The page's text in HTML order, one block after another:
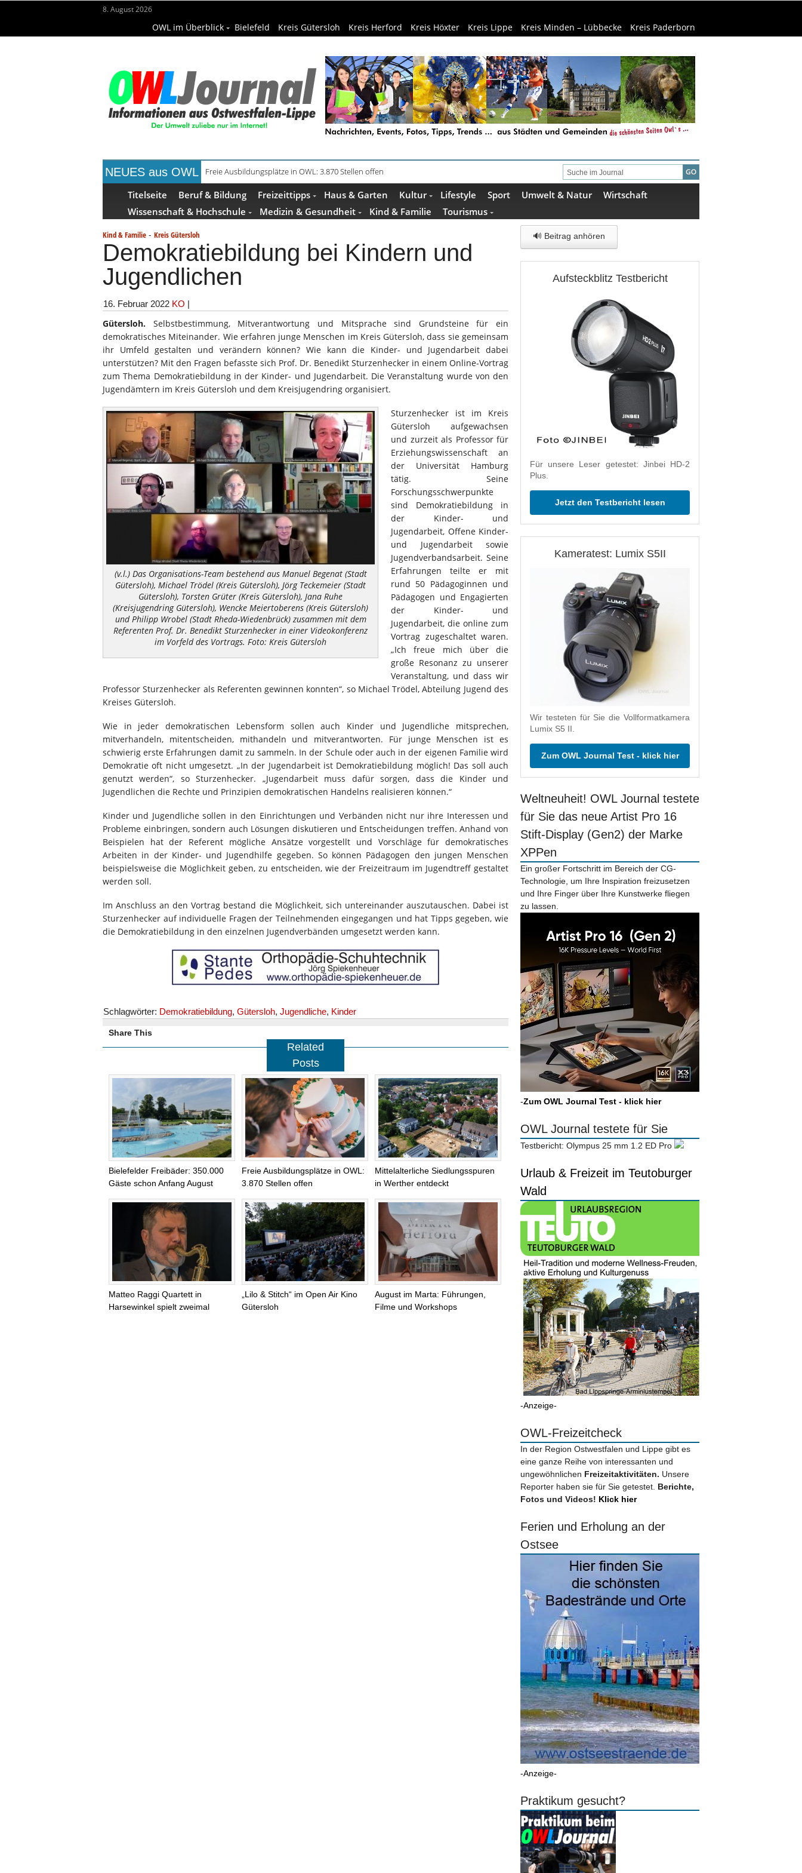
8. August 2026
OWL im Überblick Bielefeld Kreis Gütersloh Kreis Herford Kreis Höxter Kreis Lippe Kreis Minden – Lübbecke Kreis Paderborn
NEUES aus OWL Freie Ausbildungsplätze in OWL: 3.870 Stellen offen
Recyclingpapier in Küche und Bad schont Ressourcen
Titelseite Beruf & Bildung Freizeittipps Haus & Garten Kultur Lifestyle Sport Umwelt & Natur
Wirtschaft
Wissenschaft & Hochschule
Medizin & Gesundheit Kind & Familie Tourismus
Kind & Familie - Kreis Gütersloh
Demokratiebildung bei Kindern und
Jugendlichen
16. Februar 2022 KO |
Gütersloh. Selbstbestimmung, Mitverantwortung und Mitsprache sind Grundsteine für ein
demokratisches Miteinander. Wie erfahren junge Menschen im Kreis Gütersloh, dass sie gemeinsam
ihr Umfeld gestalten und verändern können? Wie kann die Kinder- und Jugendarbeit dabei
unterstützen? Mit den Fragen befasste sich Prof. Dr. Benedikt Sturzenhecker in einem Online-Vortrag
zum Thema Demokratiebildung in der Kinder- und Jugendarbeit. Die Veranstaltung wurde von den
Jugendämtern im Kreis Gütersloh und dem Kreisjugendring organisiert.
(v.l.) Das Organisations-Team bestehend aus Manuel Begenat (Stadt
Gütersloh), Michael Trödel (Kreis Gütersloh), Jörg Teckemeier (Stadt
Gütersloh), Torsten Grüter (Kreis Gütersloh), Jana Ruhe
(Kreisjugendring Gütersloh), Wencke Meiertoberens (Kreis Gütersloh)
und Philipp Wrobel (Stadt Rheda-Wiedenbrück) zusammen mit dem
Referenten Prof. Dr. Benedikt Sturzenhecker in einer Videokonferenz
im Vorfeld des Vortrags. Foto: Kreis Gütersloh
Sturzenhecker ist im Kreis
Gütersloh aufgewachsen
und zurzeit als Professor für
Erziehungswissenschaft an
der Universität Hamburg
tätig. Seine
Forschungsschwerpunkte
sind Demokratiebildung in
der Kinder- und
Jugendarbeit, Offene Kinder-
und Jugendarbeit sowie
Jugendverbandsarbeit. Seine
Erfahrungen teilte er mit
rund 50 Pädagoginnen und
Pädagogen und Engagierten
der Kinder- und
Jugendarbeit, die online zum
Vortrag zugeschaltet waren.
„Ich freue mich über die
große Resonanz zu unserer
Veranstaltung, und dass wir
Professor Sturzenhecker als Referenten gewinnen konnten“, so Michael Trödel, Abteilung Jugend des
Kreises Gütersloh.
Wie in jeder demokratischen Lebensform sollen auch Kinder und Jugendliche mitsprechen,
mitverhandeln, mitentscheiden, mithandeln und mitverantworten. Für junge Menschen ist es
schwierig erste Erfahrungen damit zu sammeln. In der Schule oder auch in der eigenen Familie wird
Demokratie oft nicht umgesetzt. „In der Jugendarbeit ist Demokratiebildung möglich! Das soll auch
genutzt werden“, so Sturzenhecker. „Jugendarbeit muss dafür sorgen, dass die Kinder und
Jugendlichen die Rechte und Prinzipien demokratischen Handelns realisieren können.“
Kinder und Jugendliche sollen in den Einrichtungen und Verbänden nicht nur ihre Interessen und
Probleme einbringen, sondern auch Lösungen diskutieren und Entscheidungen treffen. Anhand von
Beispielen hat der Referent mögliche Ansätze vorgestellt und Vorschläge für demokratisches
Arbeiten in der Kinder- und Jugendhilfe gegeben. So können Pädagogen den jungen Menschen
beispielsweise die Möglichkeit geben, zu entscheiden, wie der Freizeitraum im Jugendtreff gestaltet
werden soll.
Im Anschluss an den Vortrag bestand die Möglichkeit, sich untereinander auszutauschen. Dabei ist
Sturzenhecker auf individuelle Fragen der Teilnehmenden eingegangen und hat Tipps gegeben, wie
die Demokratiebildung in den einzelnen Jugendverbänden umgesetzt werden kann.
Schlagwörter: Demokratiebildung, Gütersloh, Jugendliche, Kinder
Share This
Related
Posts
Bielefelder Freibäder: 350.000
Gäste schon Anfang August
Freie Ausbildungsplätze in OWL:
3.870 Stellen offen
Mittelalterliche Siedlungsspuren
in Werther entdeckt
Matteo Raggi Quartett in
Harsewinkel spielt zweimal
„Lilo & Stitch“ im Open Air Kino
Gütersloh
August im Marta: Führungen,
Filme und Workshops
🔊 Beitrag anhören
Aufsteckblitz Testbericht
Für unsere Leser getestet: Jinbei HD-2
Plus.
Jetzt den Testbericht lesen
Kameratest: Lumix S5II
Wir testeten für Sie die Vollformatkamera
Lumix S5 II.
Zum OWL Journal Test - klick hier
Weltneuheit! OWL Journal testete
für Sie das neue Artist Pro 16
Stift-Display (Gen2) der Marke
XPPen
Ein großer Fortschritt im Bereich der CG-
Technologie, um Ihre Inspiration freizusetzen
und Ihre Finger über Ihre Kunstwerke fliegen
zu lassen.
-Zum OWL Journal Test - klick hier
OWL Journal testete für Sie
Testbericht: Olympus 25 mm 1.2 ED Pro
Urlaub & Freizeit im Teutoburger
Wald
-Anzeige-
OWL-Freizeitcheck
In der Region Ostwestfalen und Lippe gibt es
eine ganze Reihe von interessanten und
ungewöhnlichen Freizeitaktivitäten. Unsere
Reporter haben sie für Sie getestet. Berichte,
Fotos und Videos! Klick hier
Ferien und Erholung an der
Ostsee
-Anzeige-
Praktikum gesucht?